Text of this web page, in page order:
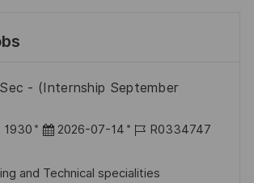
- (Internship September
1930
P
s
2026-07-14
J
b
R0334747
and Technical specialities